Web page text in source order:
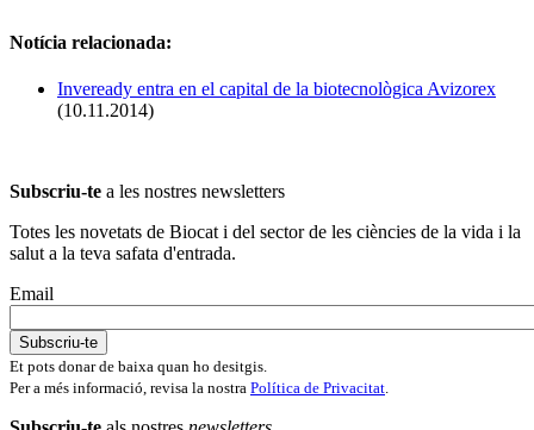
Notícia relacionada:
Inveready entra en el capital de la biotecnològica Avizorex
(10.11.2014)
Subscriu-te a les nostres newsletters
Totes les novetats de Biocat i del sector de les ciències de la vida i la
salut a la teva safata d'entrada.
Email
Et pots donar de baixa quan ho desitgis.
Per a més informació, revisa la nostra Política de Privacitat